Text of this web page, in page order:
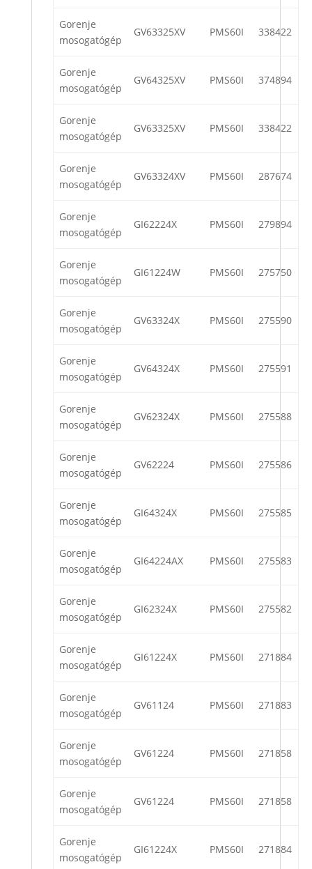
Gorenje
mosogatógép
GV63325XV PMS60I 338422
Gorenje
mosogatógép
GV64325XV PMS60I 374894
Gorenje
mosogatógép
GV63325XV PMS60I 338422
Gorenje
mosogatógép
GV63324XV PMS60I 287674
Gorenje
mosogatógép
GI62224X PMS60I 279894
Gorenje
mosogatógép
GI61224W PMS60I 275750
Gorenje
mosogatógép
GV63324X PMS60I 275590
Gorenje
mosogatógép
GV64324X PMS60I 275591
Gorenje
mosogatógép
GV62324X PMS60I 275588
Gorenje
mosogatógép
GV62224 PMS60I 275586
Gorenje
mosogatógép
GI64324X PMS60I 275585
Gorenje
mosogatógép
GI64224AX PMS60I 275583
Gorenje
mosogatógép
GI62324X PMS60I 275582
Gorenje
mosogatógép
GI61224X PMS60I 271884
Gorenje
mosogatógép
GV61124 PMS60I 271883
Gorenje
mosogatógép
GV61224 PMS60I 271858
Gorenje
mosogatógép
GV61224 PMS60I 271858
Gorenje
mosogatógép
GI61224X PMS60I 271884